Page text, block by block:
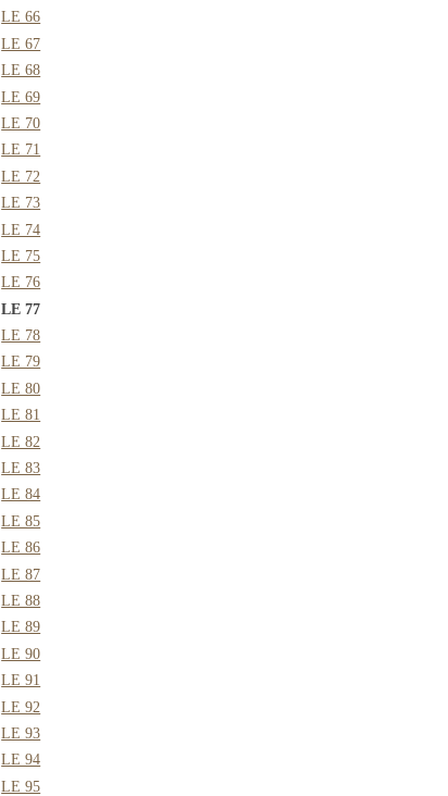
LE 66
LE 67
LE 68
LE 69
LE 70
LE 71
LE 72
LE 73
LE 74
LE 75
LE 76
LE 77
LE 78
LE 79
LE 80
LE 81
LE 82
LE 83
LE 84
LE 85
LE 86
LE 87
LE 88
LE 89
LE 90
LE 91
LE 92
LE 93
LE 94
LE 95